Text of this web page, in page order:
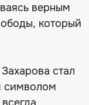
верным
который
стал
символом